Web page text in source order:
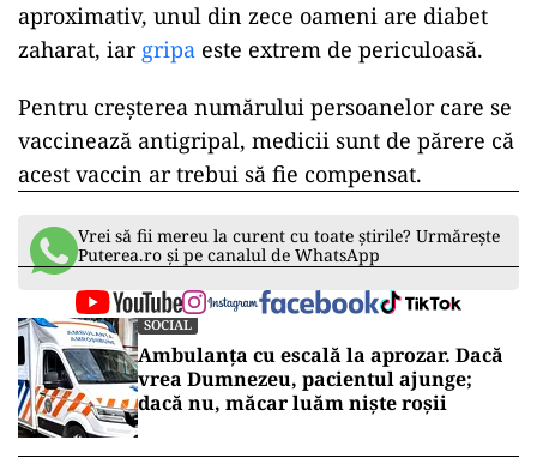
aproximativ, unul din zece oameni are diabet
zaharat, iar gripa este extrem de periculoasă.
Pentru creșterea numărului persoanelor care se
vaccinează antigripal, medicii sunt de părere că
acest vaccin ar trebui să fie compensat.
Vrei să fii mereu la curent cu toate știrile? Urmărește
Puterea.ro și pe canalul de WhatsApp
SOCIAL
Ambulanța cu escală la aprozar. Dacă
vrea Dumnezeu, pacientul ajunge;
dacă nu, măcar luăm niște roșii